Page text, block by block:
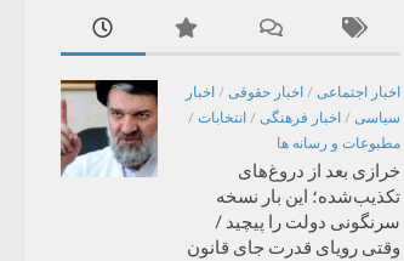
اخبار اجتماعی / اخبار حقوقی / اخبار
سیاسی / اخبار فرهنگی / انتخابات /
مطبوعات و رسانه ها
خرازی بعد از دروغ‌های
تکذیب‌شده؛ این بار نسخه
سرنگونی دولت را پیچید /
وقتی رویای قدرت جای قانون